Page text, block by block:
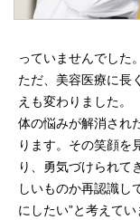
っていませんでした。
ただ、美容医療に長
えも変わりました。
体の悩みが解消され
ります。その笑顔を
り、勇気づけられて
しいものか再認識し
にしたい”と考えてい